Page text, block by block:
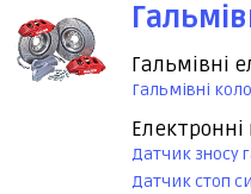
Гальмівні
Гальмівні
Датчик зносу
Датчик стоп